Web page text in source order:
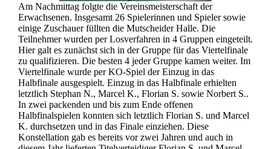
Am Nachmittag folgte die Vereinsmeisterschaft der
Erwachsenen. Insgesamt 26 Spielerinnen und Spieler sowie
einige Zuschauer füllten die Mutscheider Halle. Die
Teilnehmer wurden per Losverfahren in 4 Gruppen eingeteilt.
Hier galt es zunächst sich in der Gruppe für das Viertelfinale
zu qualifizieren. Die besten 4 jeder Gruppe kamen weiter. Im
Viertelfinale wurde per KO-Spiel der Einzug in das
Halbfinale ausgespielt. Einzug in das Halbfinale erhielten
letztlich Stephan N., Marcel K., Florian S. sowie Norbert S..
In zwei packenden und bis zum Ende offenen
Halbfinalspielen konnten sich letztlich Florian S. und Marcel
K. durchsetzen und in das Finale einziehen. Diese
Konstellation gab es bereits vor zwei Jahren und auch in